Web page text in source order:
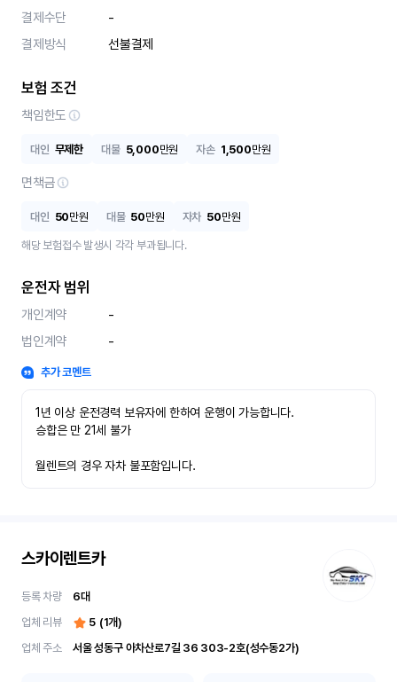
결제수단
-
결제방식
선불결제
보험 조건
책임한도
대인 무제한 대물 5,000만원 자손 1,500만원
면책금
대인 50만원 대물 50만원 자차 50만원
해당 보험접수 발생시 각각 부과됩니다.
운전자 범위
개인계약
-
법인계약
-
추가 코멘트
1년 이상 운전경력 보유자에 한하여 운행이 가능합니다.
승합은 만 21세 불가
월렌트의 경우 자차 불포함입니다.
스카이렌트카
등록 차량 6대
업체 리뷰
5 (1개)
업체 주소
서울 성동구 아차산로7길 36	303-2호(성수동2가)